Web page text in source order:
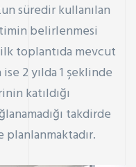
süredir kullanılan
belirlenmesi
toplantıda mevcut
2 yılda 1 şeklinde
katıldığı
takdirde